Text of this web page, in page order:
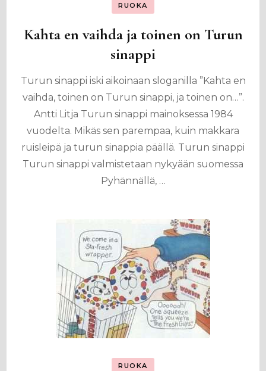
RUOKA
Kahta en vaihda ja toinen on Turun
sinappi
Turun sinappi iski aikoinaan sloganilla ”Kahta en
vaihda, toinen on Turun sinappi, ja toinen on…”.
Antti Litja Turun sinappi mainoksessa 1984
vuodelta. Mikäs sen parempaa, kuin makkara
ruisleipä ja turun sinappia päällä. Turun sinappi
Turun sinappi valmistetaan nykyään suomessa
Pyhännällä, …
RUOKA